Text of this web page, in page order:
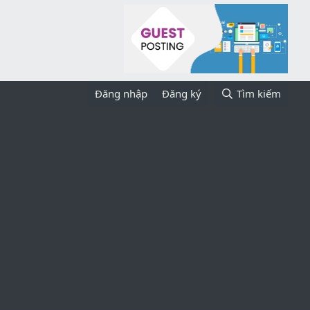
Đăng nhập Đăng ký Tìm kiếm